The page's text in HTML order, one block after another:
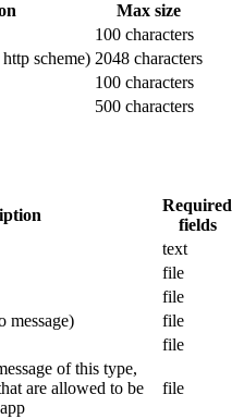
Max size
100 characters
scheme) 2048 characters
100 characters
500 characters
Required
fields
text
file
file
message)
file
file
of this type,
are allowed to be
file